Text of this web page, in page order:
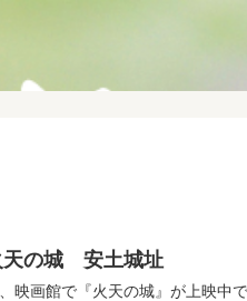
天の城 安土城址
映画館で『火天の城』が上映中